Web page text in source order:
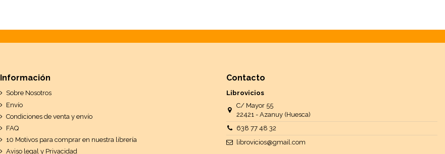
Información
Sobre Nosotros
Envío
Condiciones de venta y envío
FAQ
10 Motivos para comprar en nuestra librería
Aviso legal y Privacidad
Contacto
Librovicios
C/ Mayor 55
22421 - Azanuy (Huesca)
638 77 48 32
librovicios@gmail.com